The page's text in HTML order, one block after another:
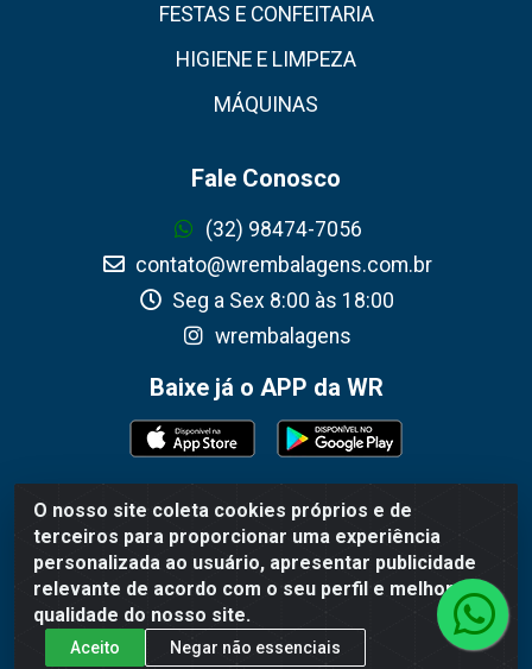
O nosso site coleta cookies próprios e de
terceiros para proporcionar uma experiência
personalizada ao usuário, apresentar publicidade
relevante de acordo com o seu perfil e melhorar a
qualidade do nosso site.
Aceito Negar não essenciais
FESTAS E CONFEITARIA
HIGIENE E LIMPEZA
MÁQUINAS
Fale Conosco
(32) 98474-7056
contato@wrembalagens.com.br
Seg a Sex 8:00 às 18:00
wrembalagens
Baixe já o APP da WR
WR Embalagens - R. Cel. Teodoro Gomes de Araújo, 1360 -
Grogotó - Barbacena / MG - CEP 36202-628 - CNPJ
02.692.206/0001-55